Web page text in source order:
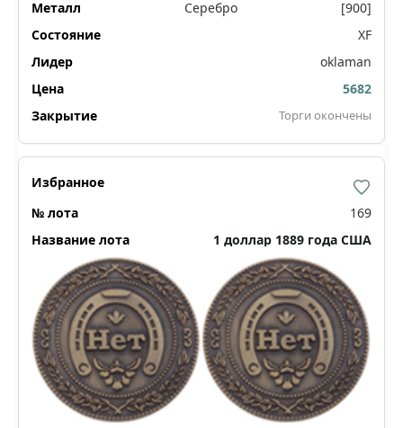
Серебро
[900]
XF
oklaman
5682
Торги окончены
169
1 доллар 1889 года США